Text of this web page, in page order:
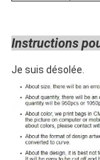
Instructions
Je suis désolée.